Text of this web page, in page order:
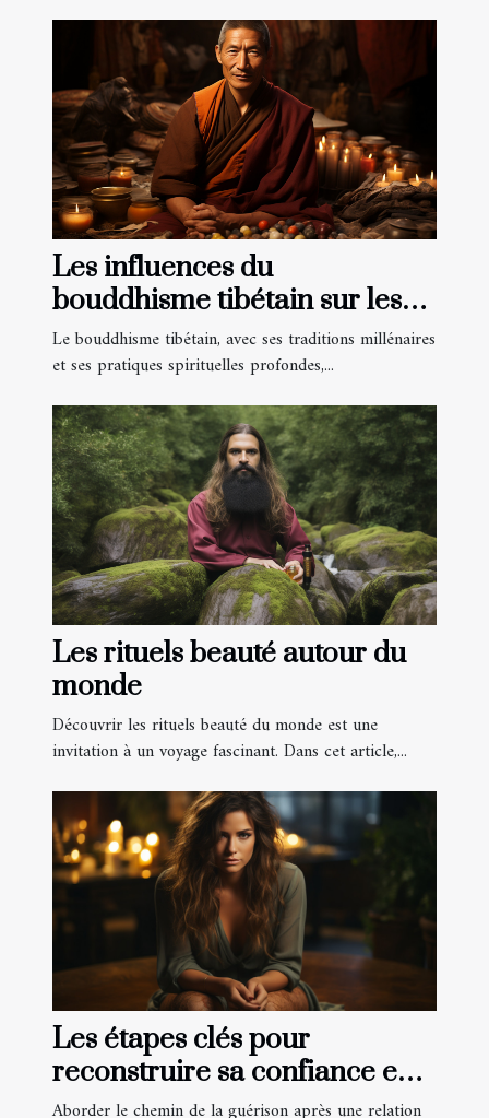
Les influences du
bouddhisme tibétain sur les
pratiques de méditation
occidentales
Le bouddhisme tibétain, avec ses traditions millénaires
et ses pratiques spirituelles profondes,...
Les rituels beauté autour du
monde
Découvrir les rituels beauté du monde est une
invitation à un voyage fascinant. Dans cet article,...
Les étapes clés pour
reconstruire sa confiance en
soi après une relation toxique
Aborder le chemin de la guérison après une relation